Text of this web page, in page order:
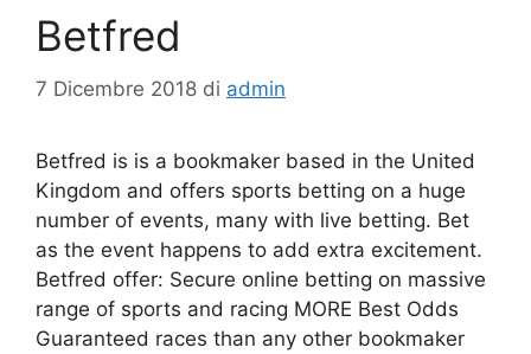
Betfred
7 Dicembre 2018 di admin
Betfred is is a bookmaker based in the United
Kingdom and offers sports betting on a huge
number of events, many with live betting. Bet
as the event happens to add extra excitement.
Betfred offer: Secure online betting on massive
range of sports and racing MORE Best Odds
Guaranteed races than any other bookmaker